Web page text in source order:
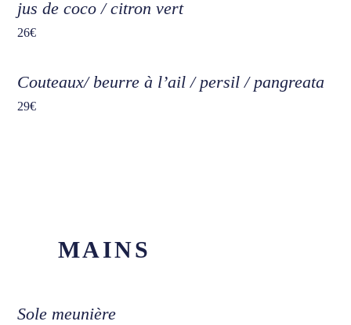
jus de coco / citron vert
26€
Couteaux/ beurre à l’ail / persil / pangreata
29€
MAINS
Sole meunière